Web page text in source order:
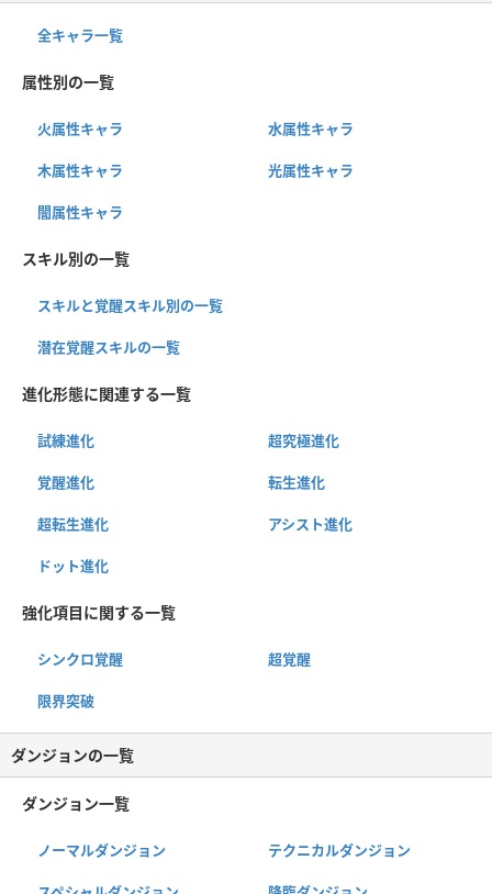
全キャラ一覧
属性別の一覧
火属性キャラ 水属性キャラ
木属性キャラ 光属性キャラ
闇属性キャラ
スキル別の一覧
スキルと覚醒スキル別の一覧
潜在覚醒スキルの一覧
進化形態に関連する一覧
試練進化 超究極進化
覚醒進化 転生進化
超転生進化 アシスト進化
ドット進化
強化項目に関する一覧
シンクロ覚醒 超覚醒
限界突破
ダンジョンの一覧
ダンジョン一覧
ノーマルダンジョン テクニカルダンジョン